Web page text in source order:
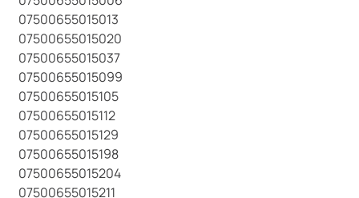
07500655015013
07500655015020
07500655015037
07500655015099
07500655015105
07500655015112
07500655015129
07500655015198
07500655015204
07500655015211